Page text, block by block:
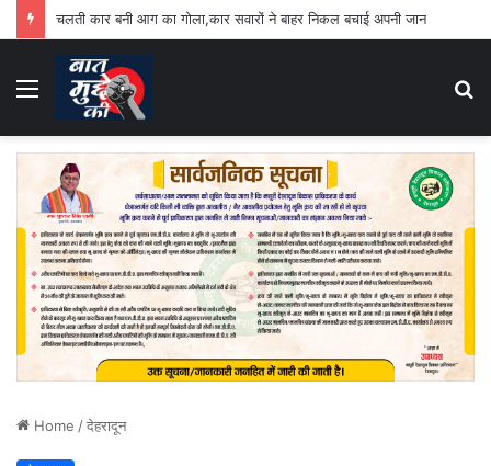
चलती कार बनी आग का गोला,कार सवारों ने बाहर निकल बचाई अपनी जान
Menu
Home /देहरादून